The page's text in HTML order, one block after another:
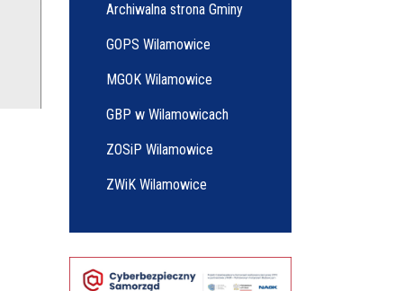
Archiwalna strona Gminy
GOPS Wilamowice
MGOK Wilamowice
GBP w Wilamowicach
ZOSiP Wilamowice
ZWiK Wilamowice